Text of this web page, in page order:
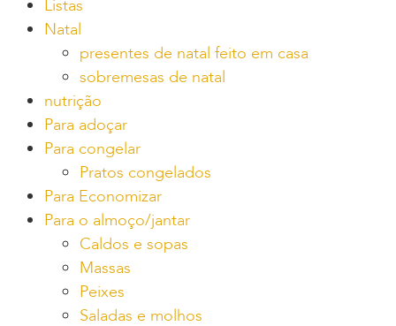
Listas
Natal
presentes de natal feito em casa
sobremesas de natal
nutrição
Para adoçar
Para congelar
Pratos congelados
Para Economizar
Para o almoço/jantar
Caldos e sopas
Massas
Peixes
Saladas e molhos